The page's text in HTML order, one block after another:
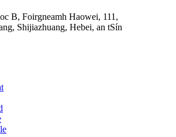
B, Foirgneamh Haowei, 111,
Shijiazhuang, Hebei, an tSín